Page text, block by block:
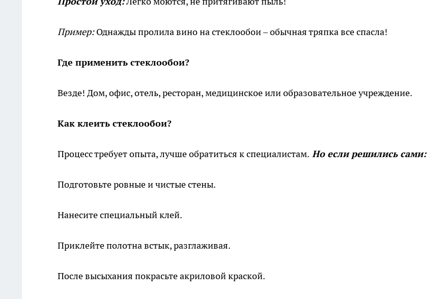
Пример:Однажды пролила вино на стеклообои – обычная тряпка все спасла!
Где применить стеклообои?
Везде! Дом, офис, отель, ресторан, медицинское или образовательное учреждение.
Как клеить стеклообои?
Процесс требует опыта, лучше обратиться к специалистам. Но если решились сами:
Подготовьте ровные и чистые стены.
Нанесите специальный клей.
Приклейте полотна встык, разглаживая.
После высыхания покрасьте акриловой краской.